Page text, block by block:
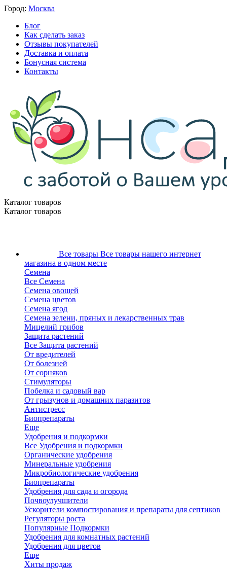
Город: Москва
Блог
Как сделать заказ
Отзывы покупателей
Доставка и оплата
Бонусная система
Контакты
Каталог товаров
Каталог товаров
Все товары Все товары нашего интернет
магазина в одном месте
Семена
Все Семена
Семена овощей
Семена цветов
Семена ягод
Семена зелени, пряных и лекарственных трав
Мицелий грибов
Защита растений
Все Защита растений
От вредителей
От болезней
От сорняков
Стимуляторы
Побелка и садовый вар
От грызунов и домашних паразитов
Антистресс
Биопрепараты
Еще
Удобрения и подкормки
Все Удобрения и подкормки
Органические удобрения
Минеральные удобрения
Микробиологические удобрения
Биопрепараты
Удобрения для сада и огорода
Почвоулучшители
Ускорители компостирования и препараты для септиков
Регуляторы роста
Популярные Подкормки
Удобрения для комнатных растений
Удобрения для цветов
Еще
Хиты продаж